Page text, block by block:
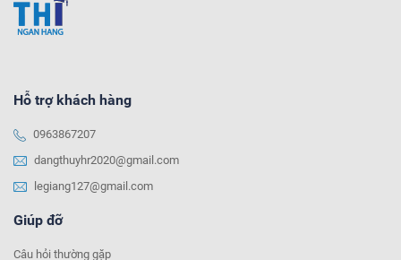
Hỗ trợ khách hàng
0963867207
dangthuyhr2020@gmail.com
legiang127@gmail.com
Giúp đỡ
Câu hỏi thường gặp